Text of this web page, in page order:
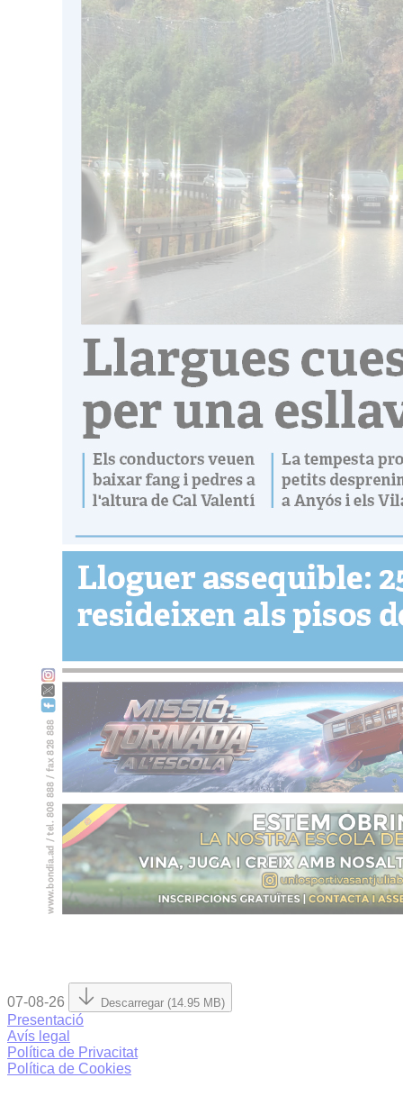
07-08-26 Descarregar (14.95 MB)
Presentació
Avís legal
Política de Privacitat
Política de Cookies